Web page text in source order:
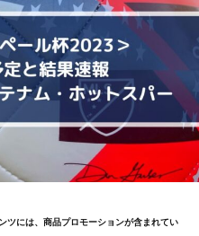
ツには、商品プロモーションが含まれてい